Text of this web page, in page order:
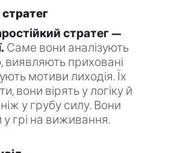
стратег —
Саме вони аналізують
виявляють приховані
мотиви лиходія. Їх
вони вірять у логіку й
у грубу силу. Вони
грі на виживання.